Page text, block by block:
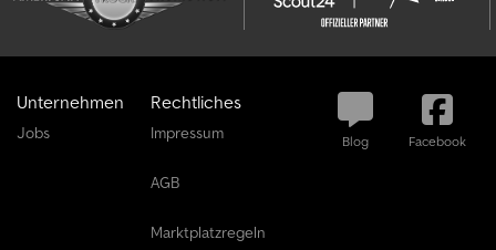
a
w
Unternehmen
Jobs
Rechtliches
Impressum
AGB
Marktplatzregeln
Blog Facebook